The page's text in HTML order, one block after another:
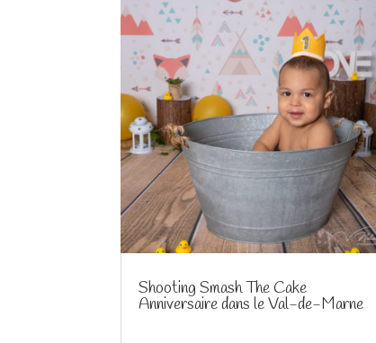
Shooting Smash The Cake
Anniversaire dans le Val-de-Marne